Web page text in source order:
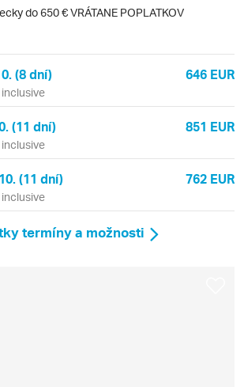
do 650 € VRÁTANE POPLATKOV
(8 dní) 646 EUR
inclusive
(11 dní) 851 EUR
inclusive
(11 dní) 762 EUR
inclusive
termíny a možnosti